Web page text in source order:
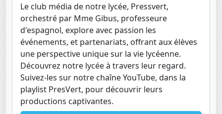
Le club média de notre lycée, Pressvert,
orchestré par Mme Gibus, professeure
d'espagnol, explore avec passion les
événements, et partenariats, offrant aux élèves
une perspective unique sur la vie lycéenne.
Découvrez notre lycée à travers leur regard.
Suivez-les sur notre chaîne YouTube, dans la
playlist PresVert, pour découvrir leurs
productions captivantes.